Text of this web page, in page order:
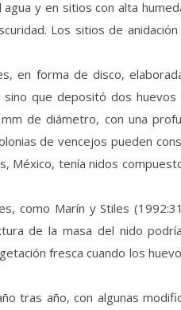
y en sitios con alta
Los sitios de
en forma de disco,
que depositó dos
de diámetro, con una
de vencejos pueden
México, tenía nidos
como Marín y Stiles
de la masa del nido
fresca cuando los
tras año, con algunas